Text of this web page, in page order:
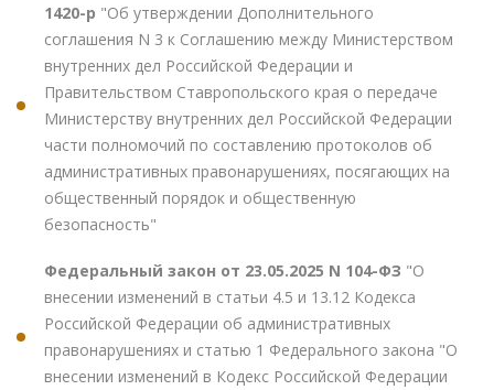
1420-р "Об утверждении Дополнительного
соглашения N 3 к Соглашению между Министерством
внутренних дел Российской Федерации и
Правительством Ставропольского края о передаче
Министерству внутренних дел Российской Федерации
части полномочий по составлению протоколов об
административных правонарушениях, посягающих на
общественный порядок и общественную
безопасность"
Федеральный закон от 23.05.2025 N 104-ФЗ "О
внесении изменений в статьи 4.5 и 13.12 Кодекса
Российской Федерации об административных
правонарушениях и статью 1 Федерального закона "О
внесении изменений в Кодекс Российской Федерации